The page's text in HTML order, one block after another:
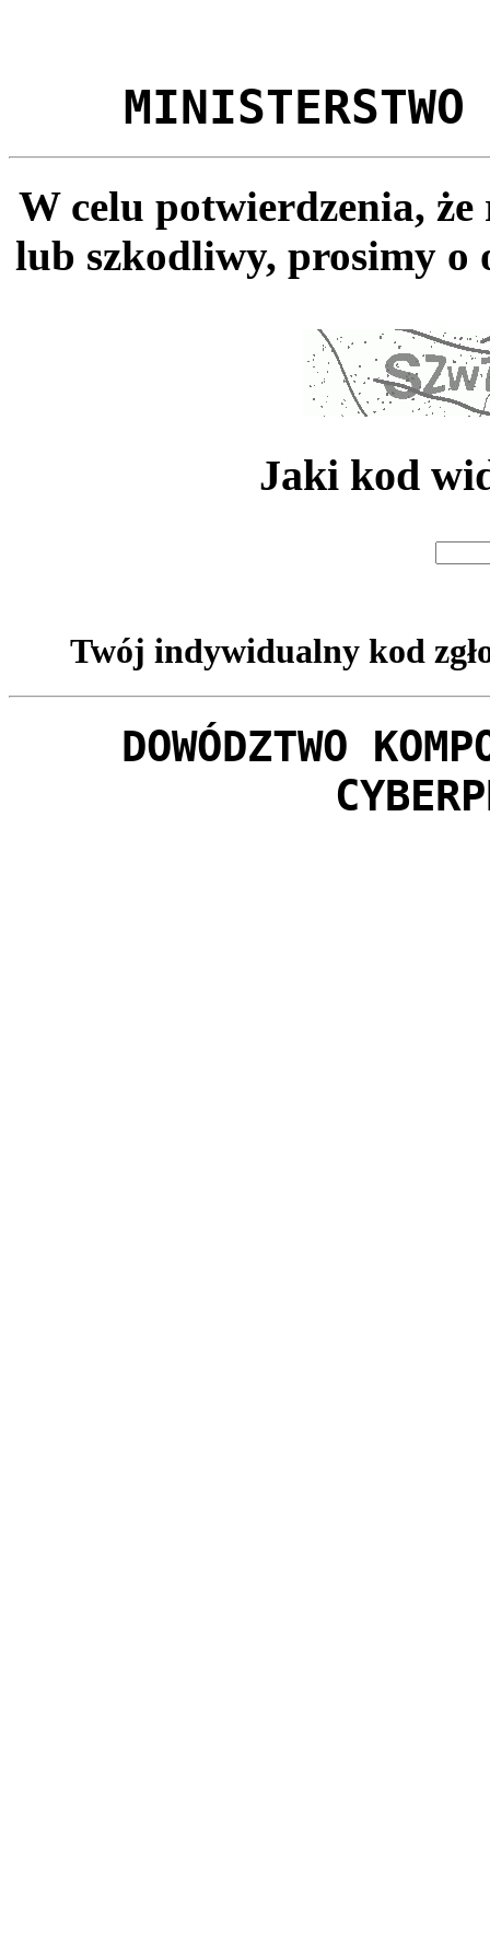
MINISTERSTWO
W celu potwierdzenia,
lub szkodliwy, prosimy o
Jaki kod
Twój indywidualny kod
DOWÓDZTWO